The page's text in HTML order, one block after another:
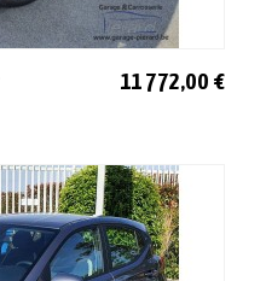
11 772,00 €